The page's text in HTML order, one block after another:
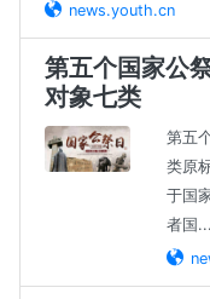
news.youth.cn
第五个国家公
对象七类
第五
类原
于国
者国...